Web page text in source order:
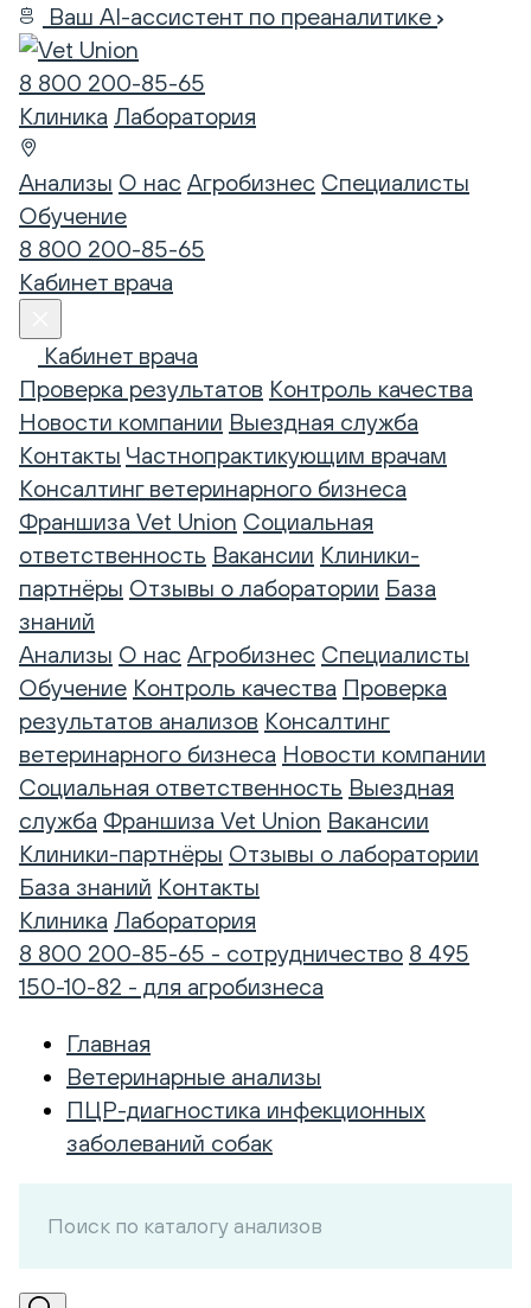
Ваш AI-ассистент по преаналитике
8 800 200-85-65
Клиника Лаборатория
Анализы О нас Агробизнес Специалисты
Обучение
8 800 200-85-65
Кабинет врача
Кабинет врача
Проверка результатов Контроль качества
Новости компании Выездная служба
Контакты Частнопрактикующим врачам
Консалтинг ветеринарного бизнеса
Франшиза Vet Union Социальная
ответственность Вакансии Клиники-
партнёры Отзывы о лаборатории База
знаний
Анализы О нас Агробизнес Специалисты
Обучение Контроль качества Проверка
результатов анализов Консалтинг
ветеринарного бизнеса Новости компании
Социальная ответственность Выездная
служба Франшиза Vet Union Вакансии
Клиники-партнёры Отзывы о лаборатории
База знаний Контакты
Клиника Лаборатория
8 800 200-85-65 - сотрудничество 8 495
150-10-82 - для агробизнеса
Главная
Ветеринарные анализы
ПЦР-диагностика инфекционных
заболеваний собак